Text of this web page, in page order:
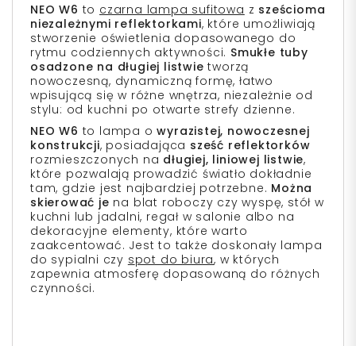
NEO W6 to czarna lampa sufitowa z sześcioma
niezależnymi reflektorkami, które umożliwiają
stworzenie oświetlenia dopasowanego do
rytmu codziennych aktywności. Smukłe tuby
osadzone na długiej listwie tworzą
nowoczesną, dynamiczną formę, łatwo
wpisującą się w różne wnętrza, niezależnie od
stylu: od kuchni po otwarte strefy dzienne.
NEO W6 to lampa owyrazistej, nowoczesnej
konstrukcji, posiadająca sześć reflektorków
rozmieszczonych na długiej, liniowej listwie,
które pozwalają prowadzić światło dokładnie
tam, gdzie jest najbardziej potrzebne. Można
skierować je na blat roboczy czy wyspę, stół w
kuchni lub jadalni, regał w salonie albo na
dekoracyjne elementy, które warto
zaakcentować. Jest to także doskonały lampa
do sypialni czy spot do biura, w których
zapewnia atmosferę dopasowaną do różnych
czynności.